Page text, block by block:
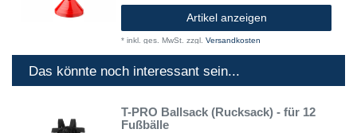
Artikel anzeigen
* inkl. ges. MwSt. zzgl. Versandkosten
Das könnte noch interessant sein...
T-PRO Ballsack (Rucksack) - für 12
Fußbälle